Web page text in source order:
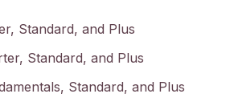
Standard, and Plus
Standard, and Plus
Standard, and Plus